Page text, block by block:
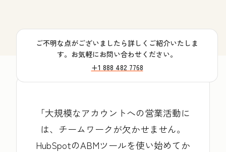
ご不明な点がございましたら詳しくご紹介いたしま
す。お気軽にお問い合わせください。
+1 888 482 7768
大規模なアカウントへの営業活動に
は、チームワークが欠かせません。
HubSpotのABMツールを使い始めてか